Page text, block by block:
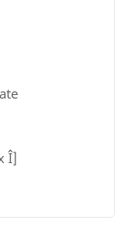
Î]